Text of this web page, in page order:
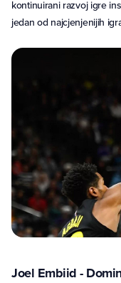
kontinuirani razvoj igre
jedan od najcjenjenijih
Joel Embiid -